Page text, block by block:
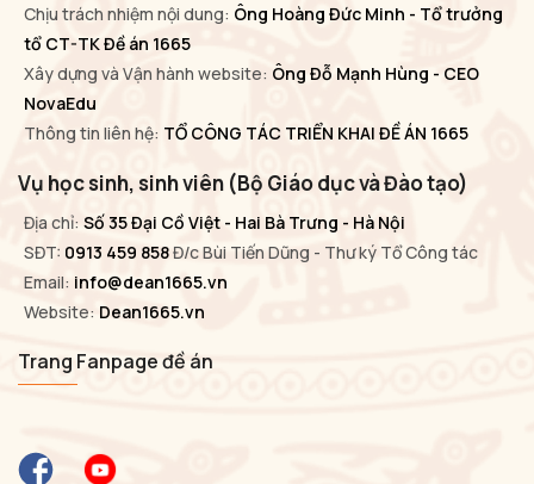
Chịu trách nhiệm nội dung: Ông Hoàng Đức Minh - Tổ trưởng
tổ CT-TK Đề án 1665
Xây dựng và Vận hành website: Ông Đỗ Mạnh Hùng - CEO
NovaEdu
Thông tin liên hệ: TỔ CÔNG TÁC TRIỂN KHAI ĐỀ ÁN 1665
Vụ học sinh, sinh viên (Bộ Giáo dục và Đào tạo)
Địa chỉ: Số 35 Đại Cồ Việt - Hai Bà Trưng - Hà Nội
SĐT: 0913 459 858Đ/c Bùi Tiến Dũng - Thư ký Tổ Công tác
Email: info@dean1665.vn
Website: Dean1665.vn
Trang Fanpage đề án